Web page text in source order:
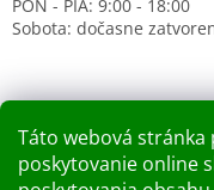
Táto webová
poskytovanie online
PON - PIA: 9:00 - 18:00
Sobota: dočasne
Nákupný košík